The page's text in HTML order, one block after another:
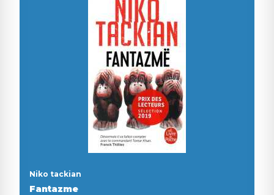
Niko tackian
Fantazme